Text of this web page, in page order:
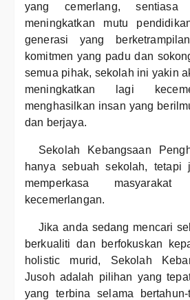
yang cemerlang, sentiasa
meningkatkan mutu
generasi yang
komitmen yang padu dan
semua pihak, sekolah ini yakin
meningkatkan lagi
menghasilkan insan yang
dan berjaya.
Sekolah Kebangsaan
hanya sebuah sekolah, tetapi
memperkasa
kecemerlangan.
Jika anda sedang mencari
berkualiti dan berfokuskan
holistic murid, Sekolah
Jusoh adalah pilihan yang
yang terbina selama